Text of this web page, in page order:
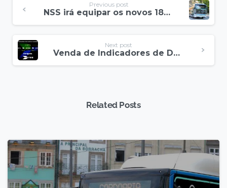
Previous post
NSS irá equipar os novos 188 autocarros da STCP
Next post
Venda de Indicadores de Destino na NSS cresce 71% em 2017
Related Posts